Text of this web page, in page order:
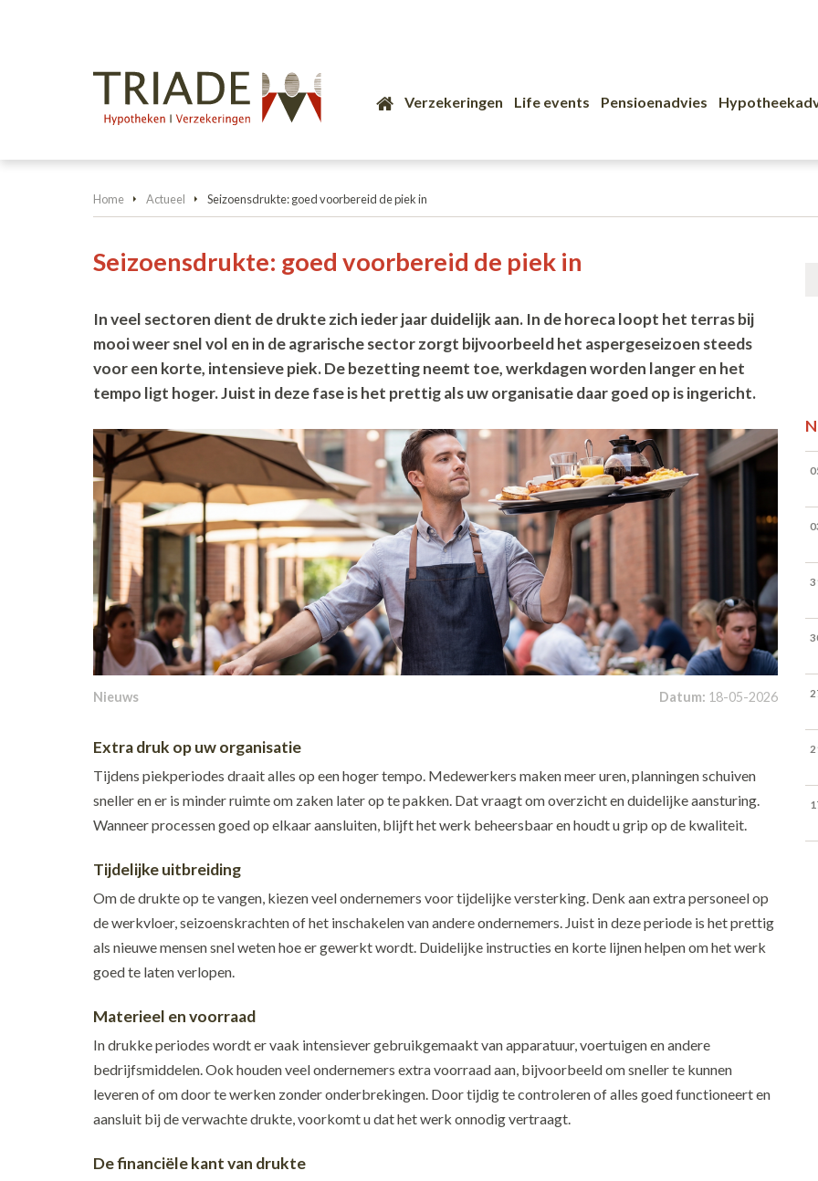
Verzekeringen Life events Pensioenadvies
Home Actueel Seizoensdrukte: goed voorbereid de piek in
Seizoensdrukte: goed voorbereid de piek in
In veel sectoren dient de drukte zich ieder jaar duidelijk aan. In de horeca loopt het terras bij
mooi weer snel vol en in de agrarische sector zorgt bijvoorbeeld het aspergeseizoen steeds
voor een korte, intensieve piek. De bezetting neemt toe, werkdagen worden langer en het
tempo ligt hoger. Juist in deze fase is het prettig als uw organisatie daar goed op is ingericht.
Nieuws Datum: 18-05-2026
Extra druk op uw organisatie
Tijdens piekperiodes draait alles op een hoger tempo. Medewerkers maken meer uren, planningen schuiven
sneller en er is minder ruimte om zaken later op te pakken. Dat vraagt om overzicht en duidelijke aansturing.
Wanneer processen goed op elkaar aansluiten, blijft het werk beheersbaar en houdt u grip op de kwaliteit.
Tijdelijke uitbreiding
Om de drukte op te vangen, kiezen veel ondernemers voor tijdelijke versterking. Denk aan extra personeel op
de werkvloer, seizoenskrachten of het inschakelen van andere ondernemers. Juist in deze periode is het prettig
als nieuwe mensen snel weten hoe er gewerkt wordt. Duidelijke instructies en korte lijnen helpen om het werk
goed te laten verlopen.
Materieel en voorraad
In drukke periodes wordt er vaak intensiever gebruikgemaakt van apparatuur, voertuigen en andere
bedrijfsmiddelen. Ook houden veel ondernemers extra voorraad aan, bijvoorbeeld om sneller te kunnen
leveren of om door te werken zonder onderbrekingen. Door tijdig te controleren of alles goed functioneert en
aansluit bij de verwachte drukte, voorkomt u dat het werk onnodig vertraagt.
De financiële kant van drukte